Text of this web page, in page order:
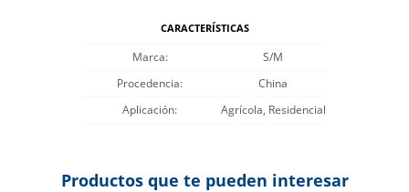
CARACTERÍSTICAS
Marca
S/M
Procedencia
China
Aplicación
Agrícola, Residencial
Productos que te pueden interesar